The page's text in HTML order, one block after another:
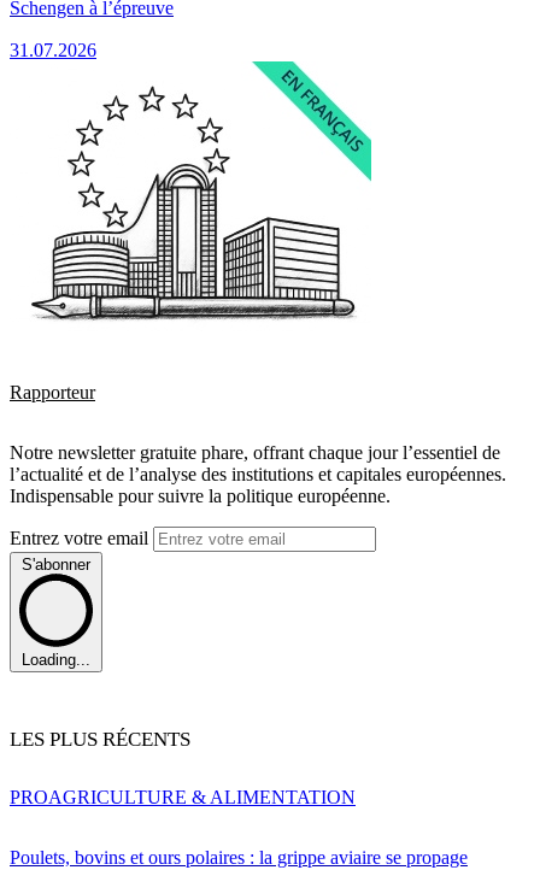
Schengen à l’épreuve
31.07.2026
Rapporteur
Notre newsletter gratuite phare, offrant chaque jour l’essentiel de
l’actualité et de l’analyse des institutions et capitales européennes.
Indispensable pour suivre la politique européenne.
Entrez votre email
S'abonner
Loading...
LES PLUS RÉCENTS
Poulets, bovins et ours polaires : la grippe aviaire se propage
PROAGRICULTURE & ALIMENTATION